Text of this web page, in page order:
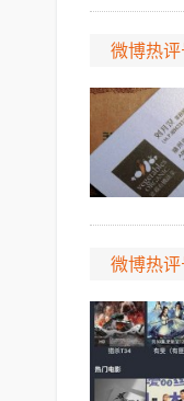
微博热
微博热